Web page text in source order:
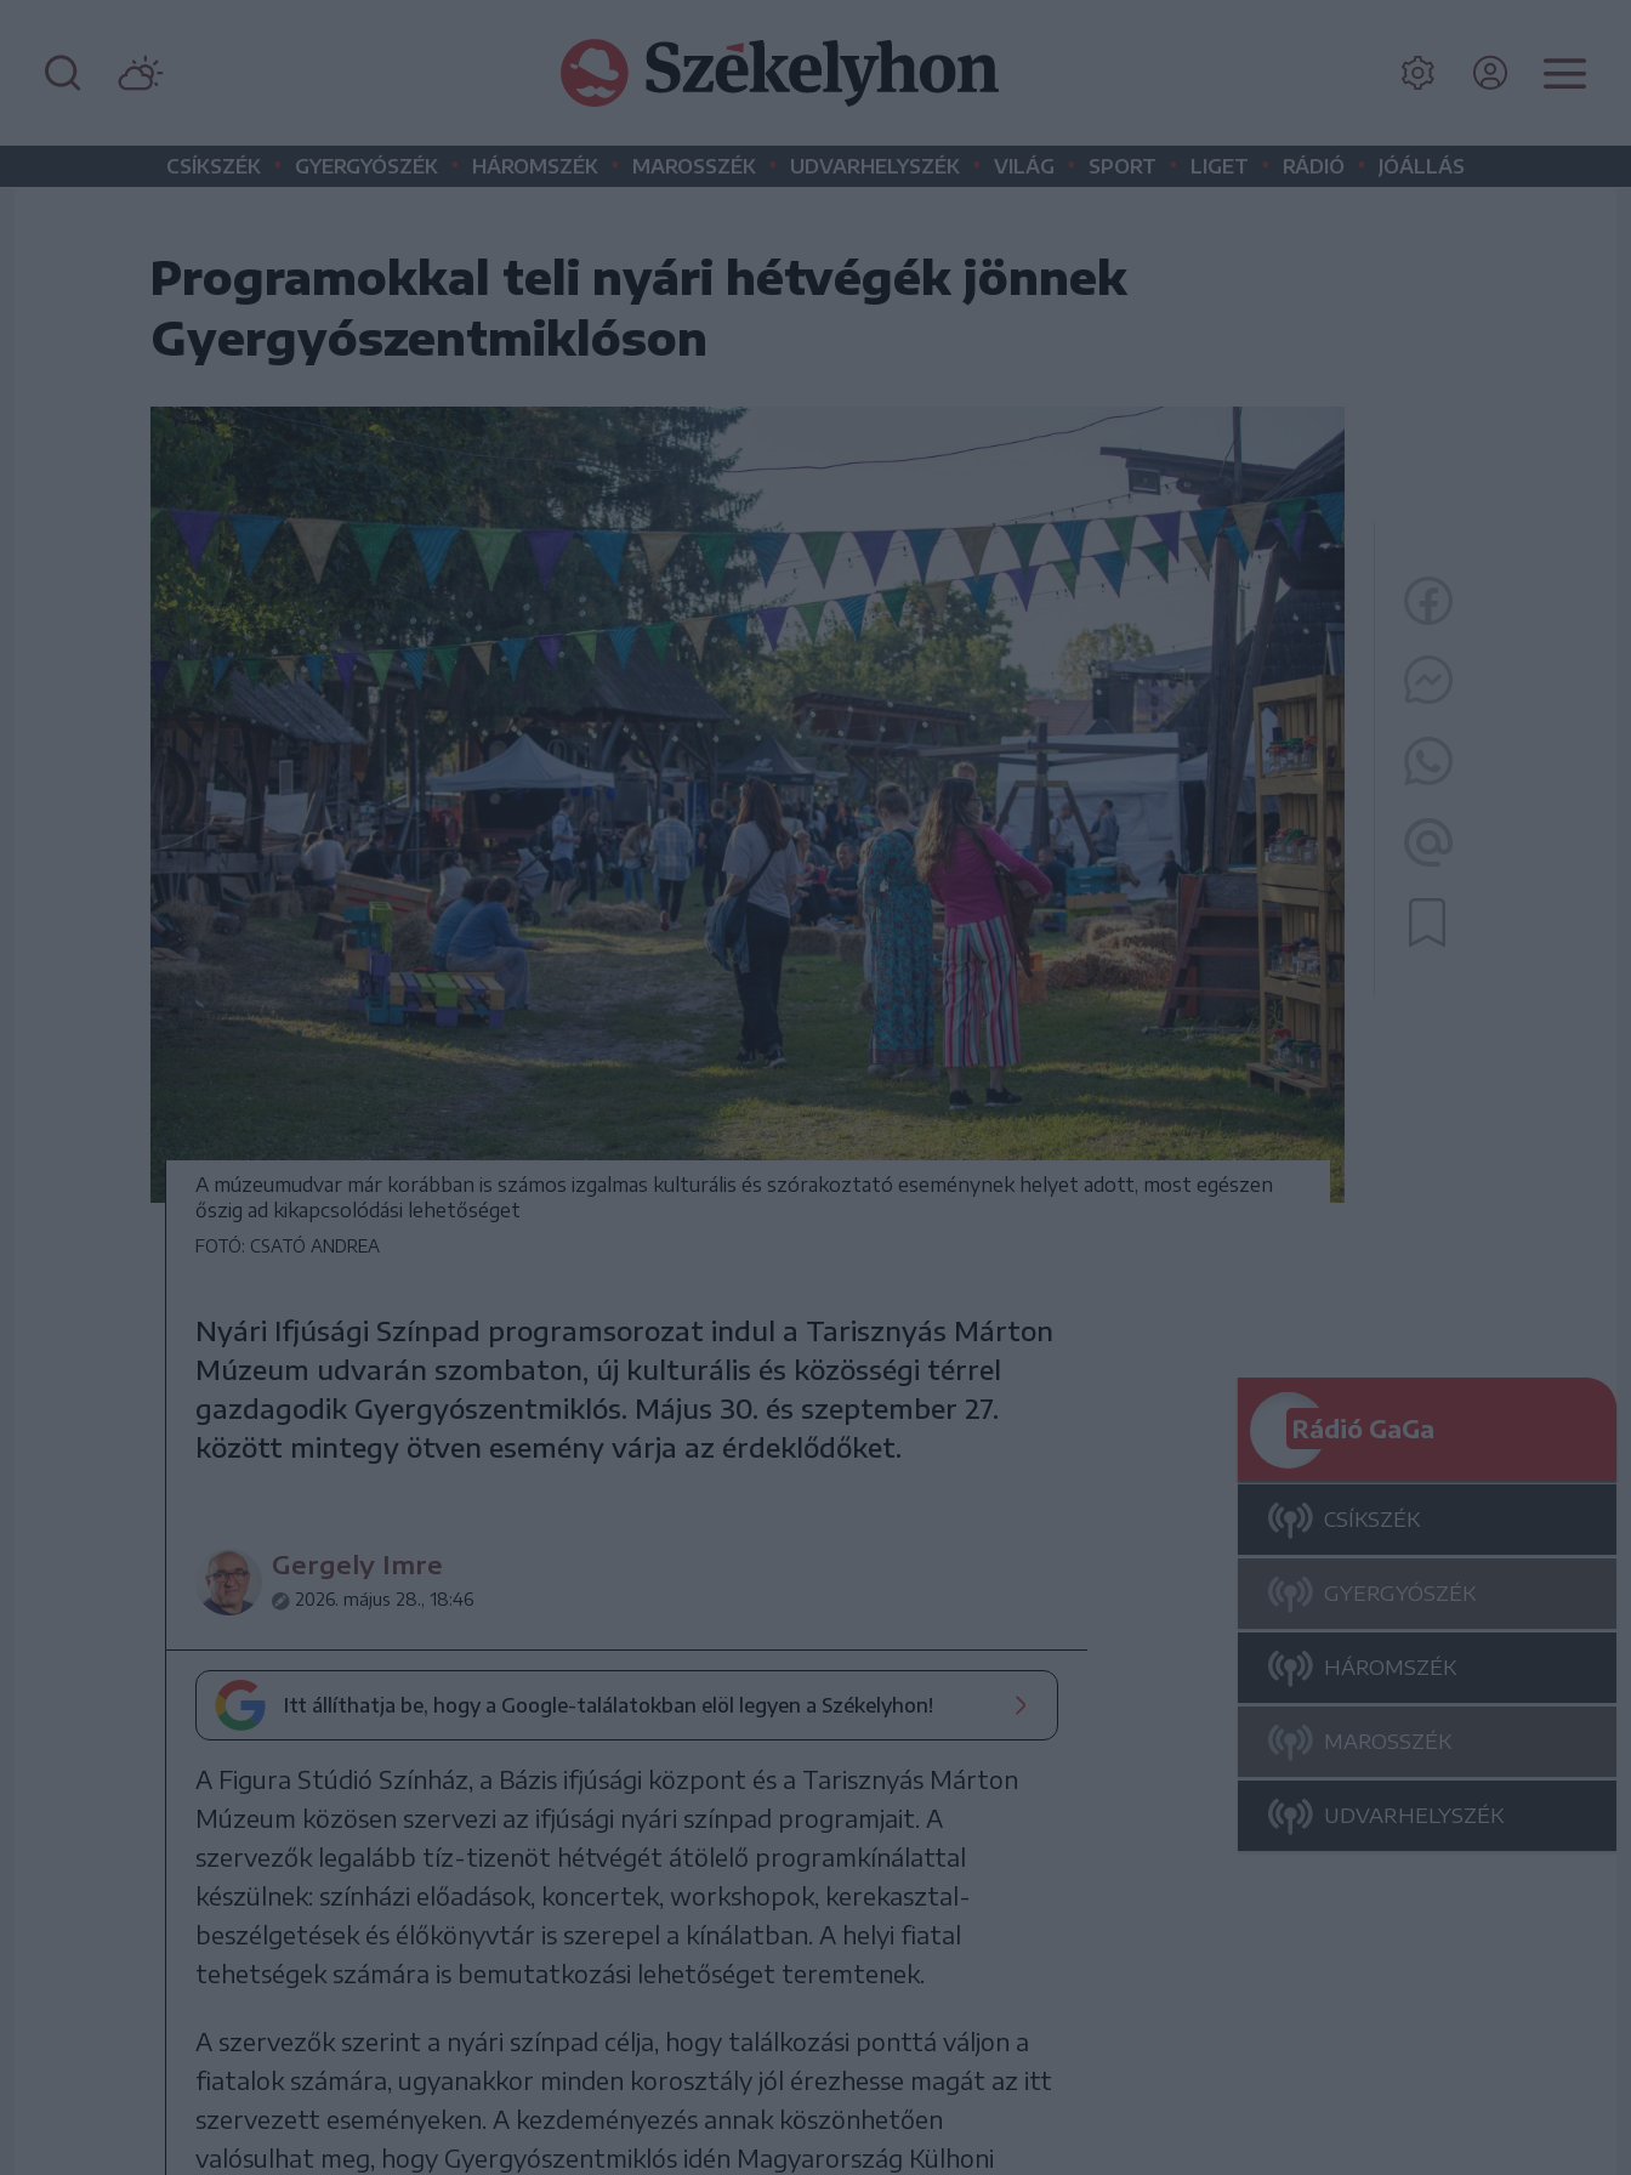
CSÍKSZÉK • GYERGYÓSZÉK • HÁROMSZÉK • MAROSSZÉK • UDVARHELYSZÉK • VILÁG • SPORT • LIGET • RÁDIÓ • JÓÁLLÁS
Programokkal teli nyári hétvégék jönnek
Gyergyószentmiklóson
A múzeumudvar már korábban is számos izgalmas kulturális és szórakoztató eseménynek helyet adott, most egészen
őszig ad kikapcsolódási lehetőséget
FOTÓ: CSATÓ ANDREA
Nyári Ifjúsági Színpad programsorozat indul a Tarisznyás Márton
Múzeum udvarán szombaton, új kulturális és közösségi térrel
gazdagodik Gyergyószentmiklós. Május 30. és szeptember 27.
között mintegy ötven esemény várja az érdeklődőket.
Gergely Imre
2026. május 28., 18:46
Itt állíthatja be, hogy a Google-találatokban elöl legyen a Székelyhon!
A Figura Stúdió Színház, a Bázis ifjúsági központ és a Tarisznyás Márton
Múzeum közösen szervezi az ifjúsági nyári színpad programjait. A
szervezők legalább tíz-tizenöt hétvégét átölelő programkínálattal
készülnek: színházi előadások, koncertek, workshopok, kerekasztal-
beszélgetések és élőkönyvtár is szerepel a kínálatban. A helyi fiatal
tehetségek számára is bemutatkozási lehetőséget teremtenek.
A szervezők szerint a nyári színpad célja, hogy találkozási ponttá váljon a
fiatalok számára, ugyanakkor minden korosztály jól érezhesse magát az itt
szervezett eseményeken. A kezdeményezés annak köszönhetően
valósulhat meg, hogy Gyergyószentmiklós idén Magyarország Külhoni
Rádió GaGa
CSÍKSZÉK
GYERGYÓSZÉK
HÁROMSZÉK
MAROSSZÉK
UDVARHELYSZÉK